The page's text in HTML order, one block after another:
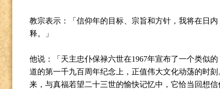
教宗表示：「信仰年的目标、宗旨和方针，我将在日
释。」
他说：「天主忠仆保禄六世在1967年宣布了一个类似
道的第一千九百周年纪念上，正值伟大文化动荡的时
来，与真福若望二十三世的愉快记忆中，它恰当回想